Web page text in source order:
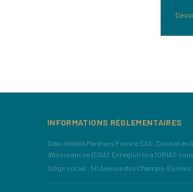
INFORMATIONS RÉGLEMENTAIRES
Odax Wealth Partners France SAS, Conseil
d'Assurances (COA), Enregistrée à l'ORIAS
Siège social : 50 Avenue des Champs-